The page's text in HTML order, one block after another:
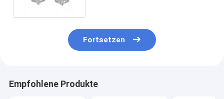
Fortsetzen
Empfohlene Produkte